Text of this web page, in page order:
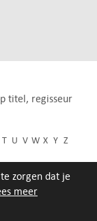
zorgen dat je
meer
titel, regisseur
T U V W X Y Z